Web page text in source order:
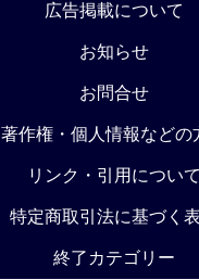
広告掲載について
お知らせ
お問合せ
著作権・個人情報などの
リンク・引用について
特定商取引法に基づく
終了カテゴリー